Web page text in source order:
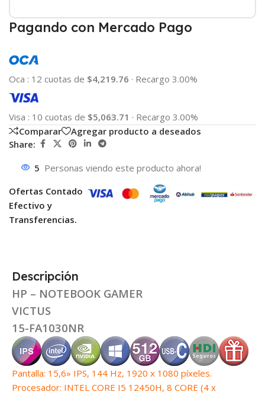
Pagando con Mercado Pago
Oca : 12 cuotas de $4,219.76 · Recargo 3.00%
Visa : 10 cuotas de $5,063.71 · Recargo 3.00%
Comparar
Agregar producto a deseados
Share:
5 Personas viendo este producto ahora!
Ofertas Contado
Efectivo y
Transferencias.
Descripción
HP – NOTEBOOK GAMER
VICTUS
15-FA1030NR
Pantalla: 15,6» IPS, 144 Hz, 1920 x 1080 píxeles.
Procesador: INTEL CORE I5 12450H, 8 CORE (4 x